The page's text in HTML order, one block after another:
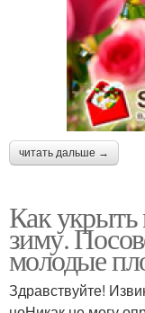
читать дальше →
Как
зиму.
молодые
Здравствуйте!